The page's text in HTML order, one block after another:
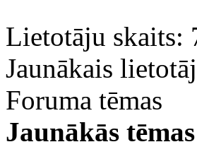
Lietotāju skaits:
Jaunākais
Foruma tēmas
Jaunākās tēmas